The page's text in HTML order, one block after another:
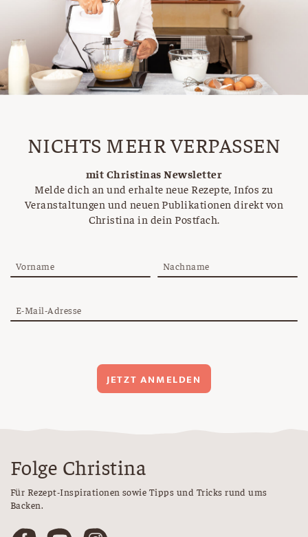
NICHTS MEHR VERPASSEN
mit Christinas Newsletter
Melde dich an und erhalte neue Rezepte, Infos zu
Veranstaltungen und neuen Publikationen direkt von
Christina in dein Postfach.
Vorname Nachname
E-Mail-Adresse
JETZT ANMELDEN
Folge Christina
Für Rezept-Inspirationen sowie Tipps und Tricks rund ums
Backen.